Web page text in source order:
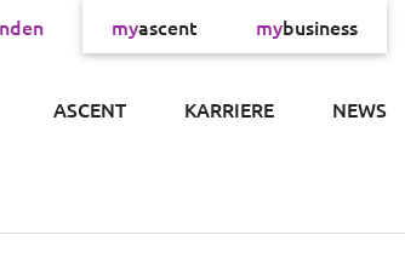
myascent mybusiness
ASCENT KARRIERE NEWS
×